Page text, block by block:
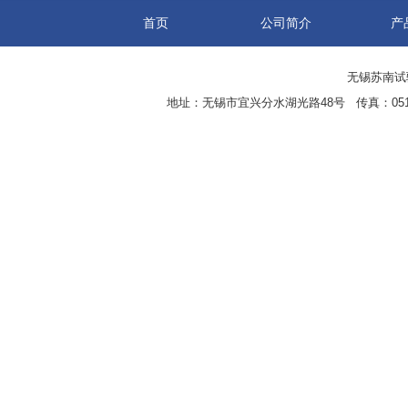
首页 公司简介 产
无锡苏南
地址：无锡市宜兴分水湖光路48号 传真：